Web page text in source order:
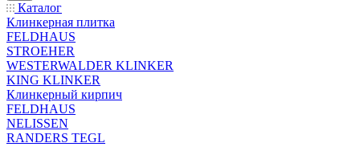
Каталог
Клинкерная плитка
FELDHAUS
STROEHER
WESTERWALDER KLINKER
KING KLINKER
Клинкерный кирпич
FELDHAUS
NELISSEN
RANDERS TEGL